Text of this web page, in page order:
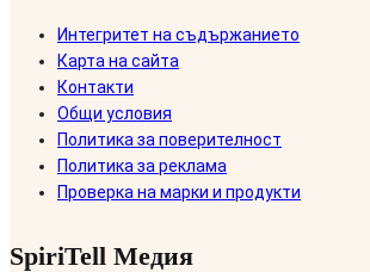
Интегритет на съдържанието
Карта на сайта
Контакти
Общи условия
Политика за поверителност
Политика за реклама
Проверка на марки и продукти
SpiriTell Медия